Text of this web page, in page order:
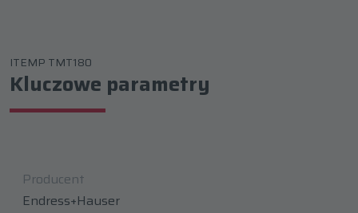
ITEMP TMT180
Kluczowe parametry
Producent
Endress+Hauser